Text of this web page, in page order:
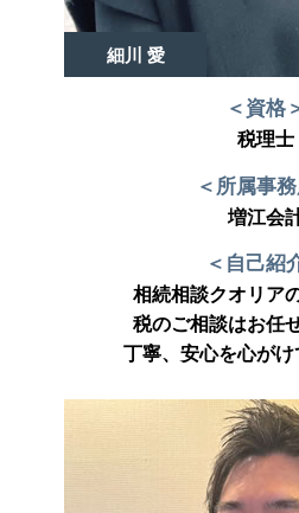
細川 愛
＜資格
税理士
＜所属事
増江会
＜自己紹
相続相談クオリア
税のご相談はお任
丁寧、安心を心がけ